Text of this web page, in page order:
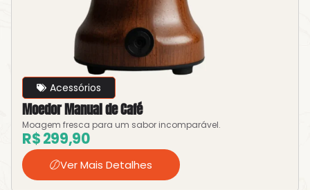
Acessórios
Moedor Manual de Café
Moagem fresca para um sabor incomparável.
R$299,90
Ver Mais Detalhes